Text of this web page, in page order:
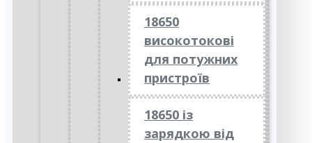
18650
високотокові
для потужних
пристроїв
18650 із
зарядкою від